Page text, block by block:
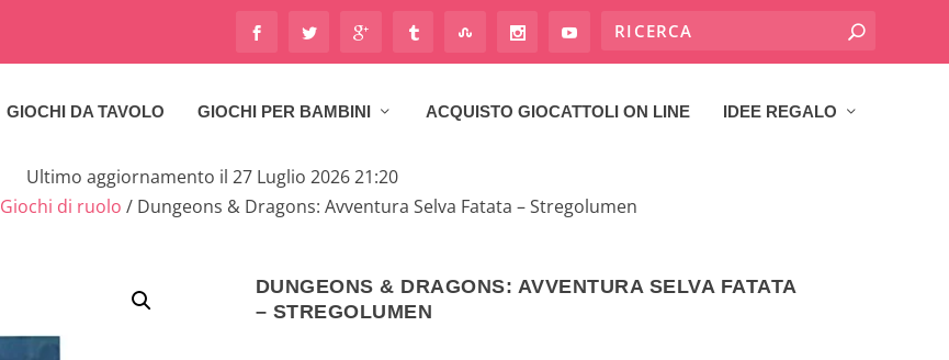
GIOCHI DA TAVOLO GIOCHI PER BAMBINI ACQUISTO GIOCATTOLI ON LINE IDEE REGALO
Ultimo aggiornamento il 27 Luglio 2026 21:20
Giochi di ruolo / Dungeons & Dragons: Avventura Selva Fatata – Stregolumen
DUNGEONS & DRAGONS: AVVENTURA SELVA FATATA
– STREGOLUMEN